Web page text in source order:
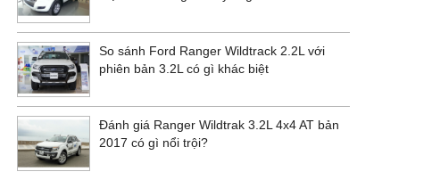
So sánh Ford Ranger Wildtrack 2.2L với
phiên bản 3.2L có gì khác biệt
Đánh giá Ranger Wildtrak 3.2L 4x4 AT bản
2017 có gì nổi trội?